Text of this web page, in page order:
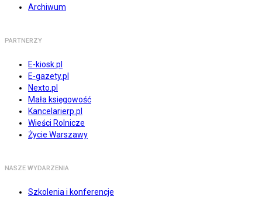
Archiwum
PARTNERZY
E-kiosk.pl
E-gazety.pl
Nexto.pl
Mała księgowość
Kancelarierp.pl
Wieści Rolnicze
Życie Warszawy
NASZE WYDARZENIA
Szkolenia i konferencje